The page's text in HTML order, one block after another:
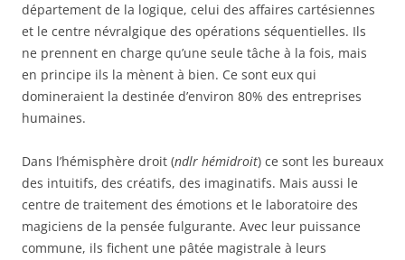
département de la logique, celui des affaires cartésiennes
et le centre névralgique des opérations séquentielles. Ils
ne prennent en charge qu’une seule tâche à la fois, mais
en principe ils la mènent à bien. Ce sont eux qui
domineraient la destinée d’environ 80% des entreprises
humaines.
Dans l’hémisphère droit (ndlr hémidroit) ce sont les bureaux
des intuitifs, des créatifs, des imaginatifs. Mais aussi le
centre de traitement des émotions et le laboratoire des
magiciens de la pensée fulgurante. Avec leur puissance
commune, ils fichent une pâtée magistrale à leurs